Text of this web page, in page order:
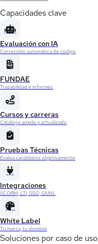
Capacidades clave
Evaluación con IA
Corrección automática de código
FUNDAE
Trazabilidad e informes
Cursos y carreras
Catálogo amplio y actualizado
Pruebas Técnicas
Evalúa candidatos objetivamente
Integraciones
SCORM, LTI, SSO, SAML
White Label
Tu marca, tu dominio
Soluciones por caso de uso